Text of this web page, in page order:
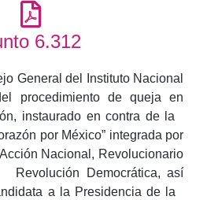
6.312
General del Instituto Nacional
procedimiento de queja en
instaurado en contra de la
por México” integrada por
Nacional, Revolucionario
Revolución Democrática, así
a la Presidencia de la